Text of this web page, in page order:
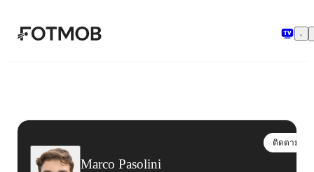
ข้ามไปยังเนื้อหาหลัก
Marco Pasolini
ติดตาม